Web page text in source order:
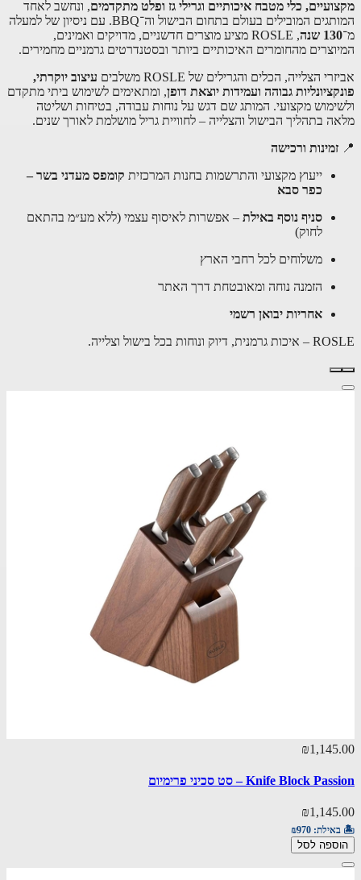
מקצועיים, כלי מטבח איכותיים וגרילי גז ופלט מתקדמים, ונחשב לאחד
המותגים המובילים בעולם בתחום הבישול וה־BBQ. עם ניסיון של למעלה
מ־130 שנה
, ROSLE מציע מוצרים חדשניים, מדויקים ואמינים,
המיוצרים מהחומרים האיכותיים ביותר ובסטנדרטים גרמניים מחמירים.
אביזרי הצלייה, הכלים והגרילים של ROSLE משלבים
עיצוב יוקרתי,
פונקציונליות גבוהה ועמידות יוצאת דופן, ומתאימים לשימוש ביתי מתקדם
ולשימוש מקצועי. המותג שם דגש על נוחות עבודה, בטיחות ושליטה
מלאה בתהליך הבישול והצלייה – לחוויית גריל מושלמת לאורך שנים.
📍 זמינות ורכישה
ייעוץ מקצועי והתרשמות בחנות המרכזית קומפס מעדני בשר –
כפר סבא
סניף נוסף באילת – אפשרות לאיסוף עצמי (ללא מע״מ בהתאם
לחוק)
משלוחים לכל רחבי הארץ
הזמנה נוחה ומאובטחת דרך האתר
אחריות יבואן רשמי
ROSLE – איכות גרמנית, דיוק ונוחות בכל בישול וצלייה.
₪1,145.00
Knife Block Passion – סט סכיני פרימיום
₪1,145.00
🏝️ באילת: ₪970
הוספה לסל